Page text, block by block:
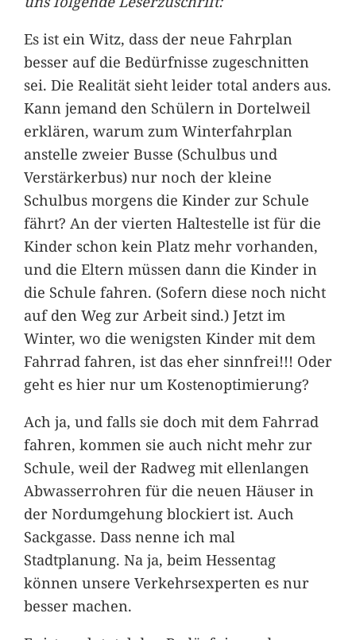
Es ist ein Witz, dass der neue Fahrplan
besser auf die Bedürfnisse zugeschnitten
sei. Die Realität sieht leider total anders aus.
Kann jemand den Schülern in Dortelweil
erklären, warum zum Winterfahrplan
anstelle zweier Busse (Schulbus und
Verstärkerbus) nur noch der kleine
Schulbus morgens die Kinder zur Schule
fährt? An der vierten Haltestelle ist für die
Kinder schon kein Platz mehr vorhanden,
und die Eltern müssen dann die Kinder in
die Schule fahren. (Sofern diese noch nicht
auf den Weg zur Arbeit sind.) Jetzt im
Winter, wo die wenigsten Kinder mit dem
Fahrrad fahren, ist das eher sinnfrei!!! Oder
geht es hier nur um Kostenoptimierung?
Ach ja, und falls sie doch mit dem Fahrrad
fahren, kommen sie auch nicht mehr zur
Schule, weil der Radweg mit ellenlangen
Abwasserrohren für die neuen Häuser in
der Nordumgehung blockiert ist. Auch
Sackgasse. Dass nenne ich mal
Stadtplanung. Na ja, beim Hessentag
können unsere Verkehrsexperten es nur
besser machen.